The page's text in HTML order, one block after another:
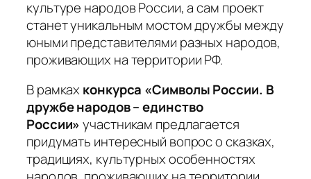
культуре народов России, а сам проект
станет уникальным мостом дружбы между
юными представителями разных народов,
проживающих на территории РФ.
В рамках конкурса «Символы России. В
дружбе народов – единство
России» участникам предлагается
придумать интересный вопрос о сказках,
традициях, культурных особенностях